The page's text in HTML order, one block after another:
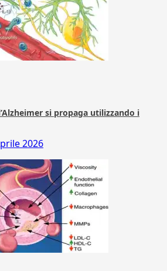
si propaga utilizzando i
2026